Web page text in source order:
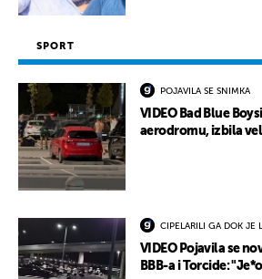
SPORT
POJAVILA SE SNIMKA
VIDEO Bad Blue
aerodromu, izbila
CIPELARILI GA DOK JE
VIDEO Pojavila se
BBB-a i Torcide: